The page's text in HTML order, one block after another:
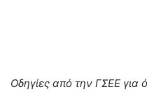
Οδηγίες από την ΓΣΕΕ για